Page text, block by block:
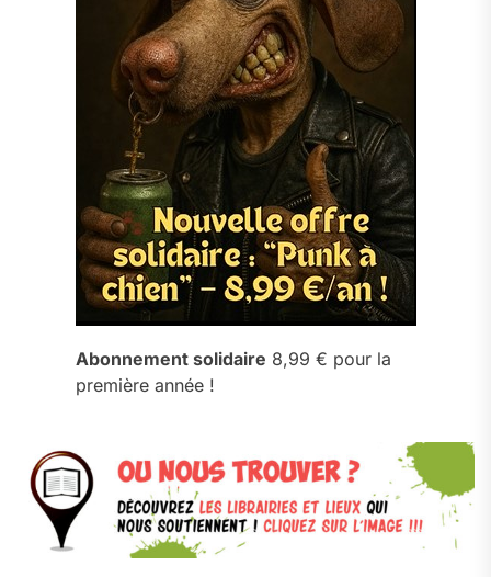
Abonnement solidaire 8,99 € pour la
première année !